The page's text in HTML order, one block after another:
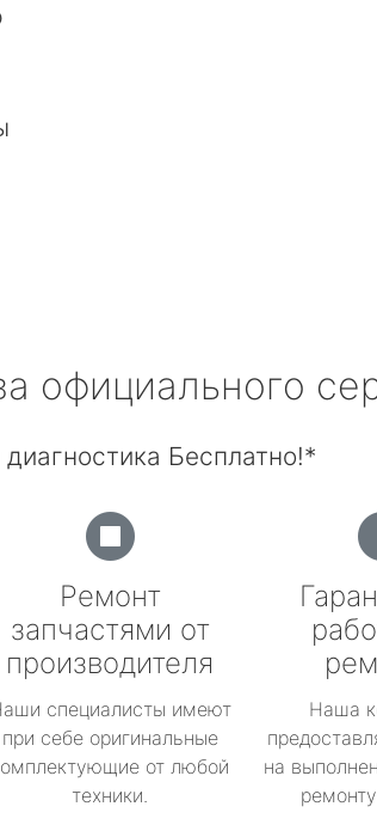
официального
Бесплатно!*
Ремонт
запчастями от
производителя
специалисты имеют
при себе оригинальные
от любой
техники.
Наша
на